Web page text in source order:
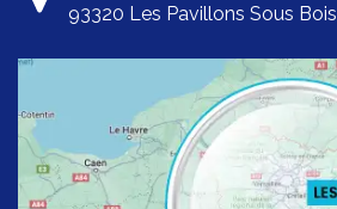
93320 Les Pavillons Sous Bois